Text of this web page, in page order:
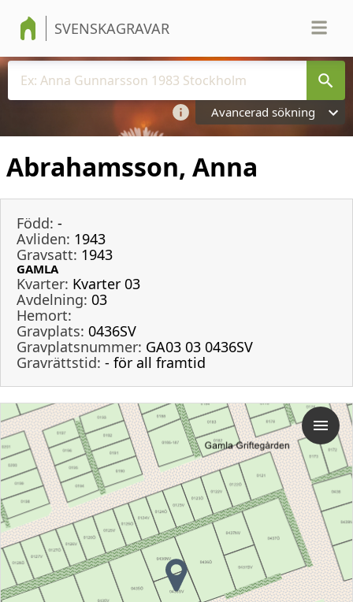
SVENSKAGRAVAR
Avancerad sökning
Abrahamsson, Anna
Född: -
Avliden: 1943
Gravsatt: 1943
GAMLA
Kvarter: Kvarter 03
Avdelning: 03
Hemort:
Gravplats: 0436SV
Gravplatsnummer: GA03 03 0436SV
Gravrättstid: - för all framtid